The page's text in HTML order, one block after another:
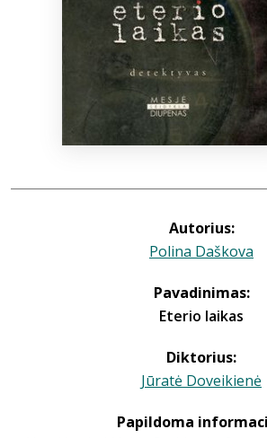
Autorius:
Polina Daškova
Pavadinimas:
Eterio laikas
Diktorius:
Jūratė Doveikienė
Papildoma